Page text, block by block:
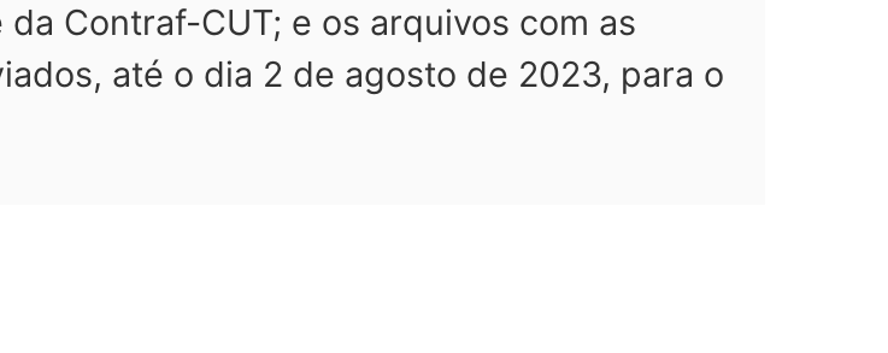
Contraf-CUT; e os arquivos com as
até o dia 2 de agosto de 2023, para o